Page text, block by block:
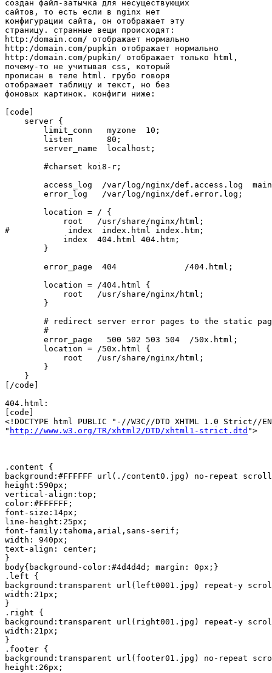
создан файл-затычка для несуществующих
сайтов, то есть если в nginx нет
конфигурации сайта, он отображает эту
страницу. странные вещи происходят:
http:/domain.com/ отображает нормально
http:/domain.com/pupkin отображает нормально
http:/domain.com/pupkin/ отображает только html,
почему-то не учитывая css, который
прописан в теле html. грубо говоря
отображает таблицу и текст, но без
фоновых картинок. конфиги ниже:
[code]
    server {
        limit_conn   myzone  10;
        listen       80;
        server_name  localhost;
        #charset koi8-r;
access_log  /var/log/nginx/def.access.log
        error_log   /var/log/nginx/def.error.log;
        location = / {
            root   /usr/share/nginx/html;
#            index  index.html index.htm;
            index  404.html 404.htm;
        }
        error_page  404              /404.html;
        location = /404.html {
            root   /usr/share/nginx/html;
        }
# redirect server error pages to the static
        #
        error_page   500 502 503 504  /50x.html;
        location = /50x.html {
            root   /usr/share/nginx/html;
        }
    }
[/code]
404.html:
[code]
<!DOCTYPE html PUBLIC "-//W3C//DTD XHTML 1.0 Strict//
" http://www.w3.org/TR/xhtml2/DTD/xhtml1-strict.dtd ">
.content {
background:#FFFFFF url(./content0.jpg) no-repeat
height:590px;
vertical-align:top;
color:#FFFFFF;
font-size:14px;
line-height:25px;
font-family:tahoma,arial,sans-serif;
width: 940px;
text-align: center;
}
body{background-color:#4d4d4d; margin: 0px;}
.left {
background:transparent url(left0001.jpg) repeat-y
width:21px;
}
.right {
background:transparent url(right001.jpg) repeat-y
width:21px;
}
.footer {
background:transparent url(footer01.jpg) no-repeat
height:26px;